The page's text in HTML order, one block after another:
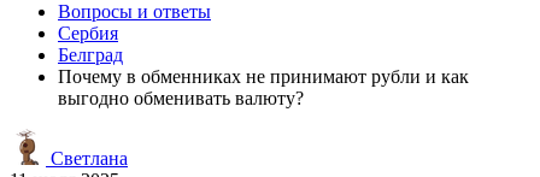
Вопросы и ответы
Сербия
Белград
Почему в обменниках не принимают рубли и как
выгодно обменивать валюту?
Светлана